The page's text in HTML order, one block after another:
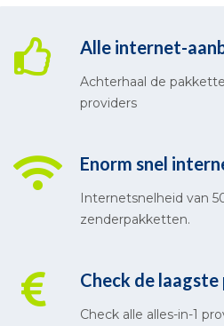
Alle internet-
Achterhaal de
providers
Enorm snel
Internetsnelheid van
zenderpakketten.
Check de laagste
Check alle alles-in-1